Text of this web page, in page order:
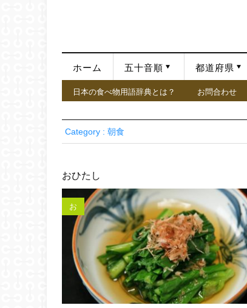
ホーム 五十音順 都道府県
日本の食べ物用語辞典とは？ お問合わせ
Category : 朝食
おひたし
お